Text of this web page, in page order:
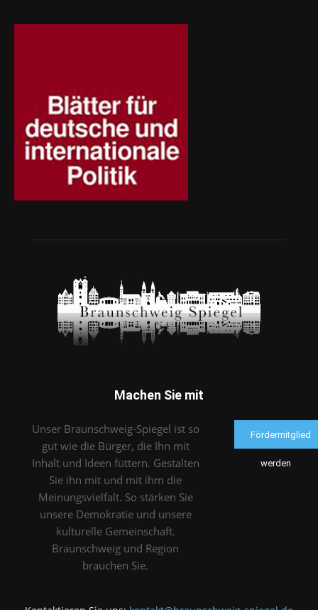
Machen Sie mit
Unser Braunschweig-Spiegel ist so
gut wie die Bürger, die Ihn mit
Inhalt und Ideen füttern. Gestalten
Sie ihn mit und mit ihm die
Meinungsvielfalt. So stärken Sie
unsere Demokratie und unsere
kulturelle Gemeinschaft.
Braunschweig und Region
brauchen Sie.
Fördermitglied
werden